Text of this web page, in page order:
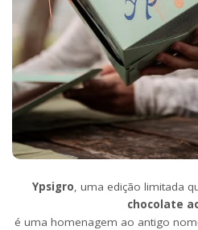
Ypsigro, uma edição limitada
chocolate
é uma homenagem ao antigo